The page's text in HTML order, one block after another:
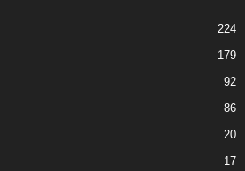
224
179
92
86
20
17